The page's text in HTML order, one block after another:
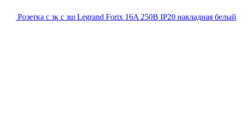
Розетка с зк с зш Legrand Forix 16A 250В IP20 накладная белый